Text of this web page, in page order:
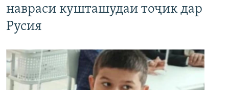
навраси кушташудаи тоҷик дар
Русия